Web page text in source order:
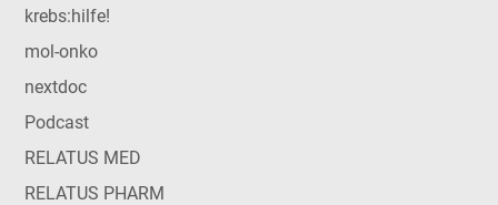
krebs:hilfe!
mol-onko
nextdoc
Podcast
RELATUS MED
RELATUS PHARM